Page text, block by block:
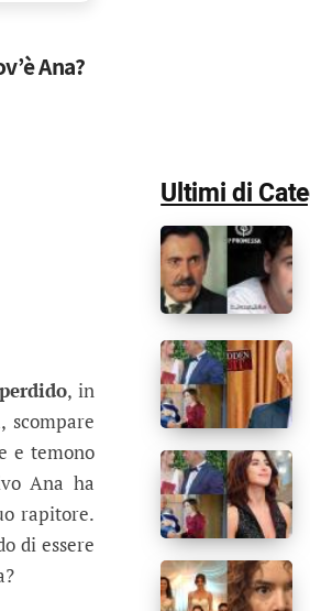
Ana?
, in
scompare
e temono
Ana ha
rapitore.
di essere
Ultimi di